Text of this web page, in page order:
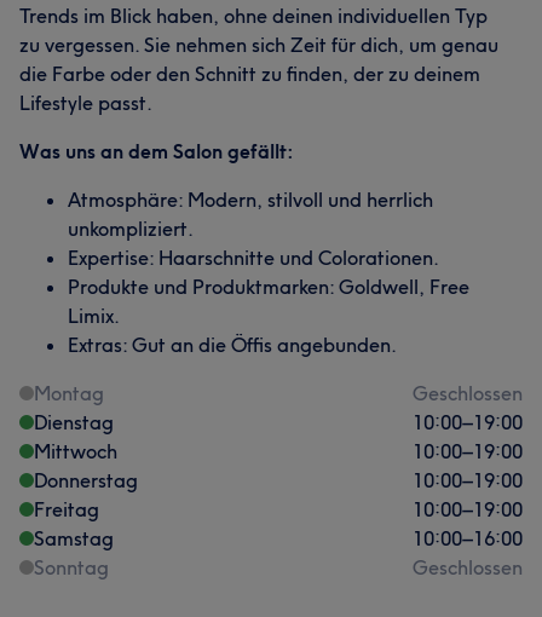
Trends im Blick haben, ohne deinen individuellen Typ
zu vergessen. Sie nehmen sich Zeit für dich, um genau
die Farbe oder den Schnitt zu finden, der zu deinem
Lifestyle passt.
Was uns an dem Salon gefällt:
Atmosphäre: Modern, stilvoll und herrlich
unkompliziert.
Expertise: Haarschnitte und Colorationen.
Produkte und Produktmarken: Goldwell, Free
Limix.
Extras: Gut an die Öffis angebunden.
Montag
Geschlossen
Dienstag
10:00–19:00
Mittwoch
10:00–19:00
Donnerstag
10:00–19:00
Freitag
10:00–19:00
Samstag
10:00–16:00
Sonntag
Geschlossen